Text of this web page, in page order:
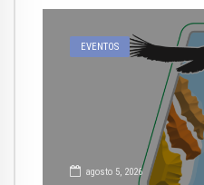
EVENTOS
agosto 5, 2026